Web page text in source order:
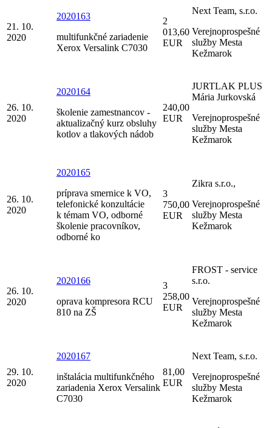
21. 10.
2020
2020163
multifunkčné zariadenie
Xerox Versalink C7030
2
013,60
EUR
Next Team, s.r.o.
Verejnoprospešné
služby Mesta
Kežmarok
26. 10.
2020
2020164
školenie zamestnancov -
aktualizačný kurz obsluhy
kotlov a tlakových nádob
240,00
EUR
JURTLAK PLUS
Mária Jurkovská
Verejnoprospešné
služby Mesta
Kežmarok
26. 10.
2020
2020165
príprava smernice k VO,
telefonické konzultácie
k témam VO, odborné
školenie pracovníkov,
odborné ko
3
750,00
EUR
Zikra s.r.o.,
Verejnoprospešné
služby Mesta
Kežmarok
26. 10.
2020
2020166
oprava kompresora RCU
810 na ZŠ
3
258,00
EUR
FROST - service
s.r.o.
Verejnoprospešné
služby Mesta
Kežmarok
29. 10.
2020
2020167
inštalácia multifunkčného
zariadenia Xerox Versalink
C7030
81,00
EUR
Next Team, s.r.o.
Verejnoprospešné
služby Mesta
Kežmarok